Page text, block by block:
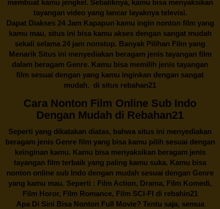
membuat kamu jengkel. Sebaliknya, kamu bisa menyaksikan
tayangan video yang lancar layaknya televisi.
Dapat Diakses 24 Jam Kapapun kamu ingin nonton film yang
kamu mau, situs ini bisa kamu akses dengan sangat mudah
sekali selama 24 jam nonstop. Banyak Pilihan Film yang
Menarik Situs ini menyediakan beragam jenis tayangan film
dalam beragam Genre. Kamu bisa memilih jenis tayangan
film sesuai dengan yang kamu inginkan dengan sangat
mudah. di situs rebahan21
Cara Nonton Film Online Sub Indo
Dengan Mudah di Rebahan21
Seperti yang dikatakan diatas, bahwa situs ini menyediakan
beragam jenis Genre film yang bisa kamu pilih sesuai dengan
keinginan kamu. Kamu bisa menyaksikan beragam jenis
tayangan film terbaik yang paling kamu suka. Kamu bisa
nonton online sub Indo dengan mudah sesuai dengan Genre
yang kamu mau. Seperti : Film Action, Drama, Film Komedi,
Film Horor, Film Romance, Film SCI-FI di rebahin21
Apa Di Sini Bisa Nonton Full Movie? Tentu saja, semua